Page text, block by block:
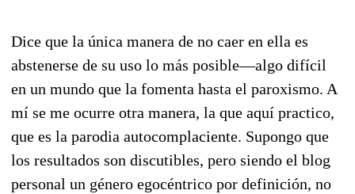
Dice que la única manera de no caer en ella es
abstenerse de su uso lo más posible—algo difícil
en un mundo que la fomenta hasta el paroxismo. A
mí se me ocurre otra manera, la que aquí practico,
que es la parodia autocomplaciente. Supongo que
los resultados son discutibles, pero siendo el blog
personal un género egocéntrico por definición, no